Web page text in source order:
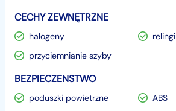
CECHY ZEWNĘTRZNE
halogeny
relingi
przyciemnianie szyby
BEZPIECZENSTWO
poduszki powietrzne
ABS